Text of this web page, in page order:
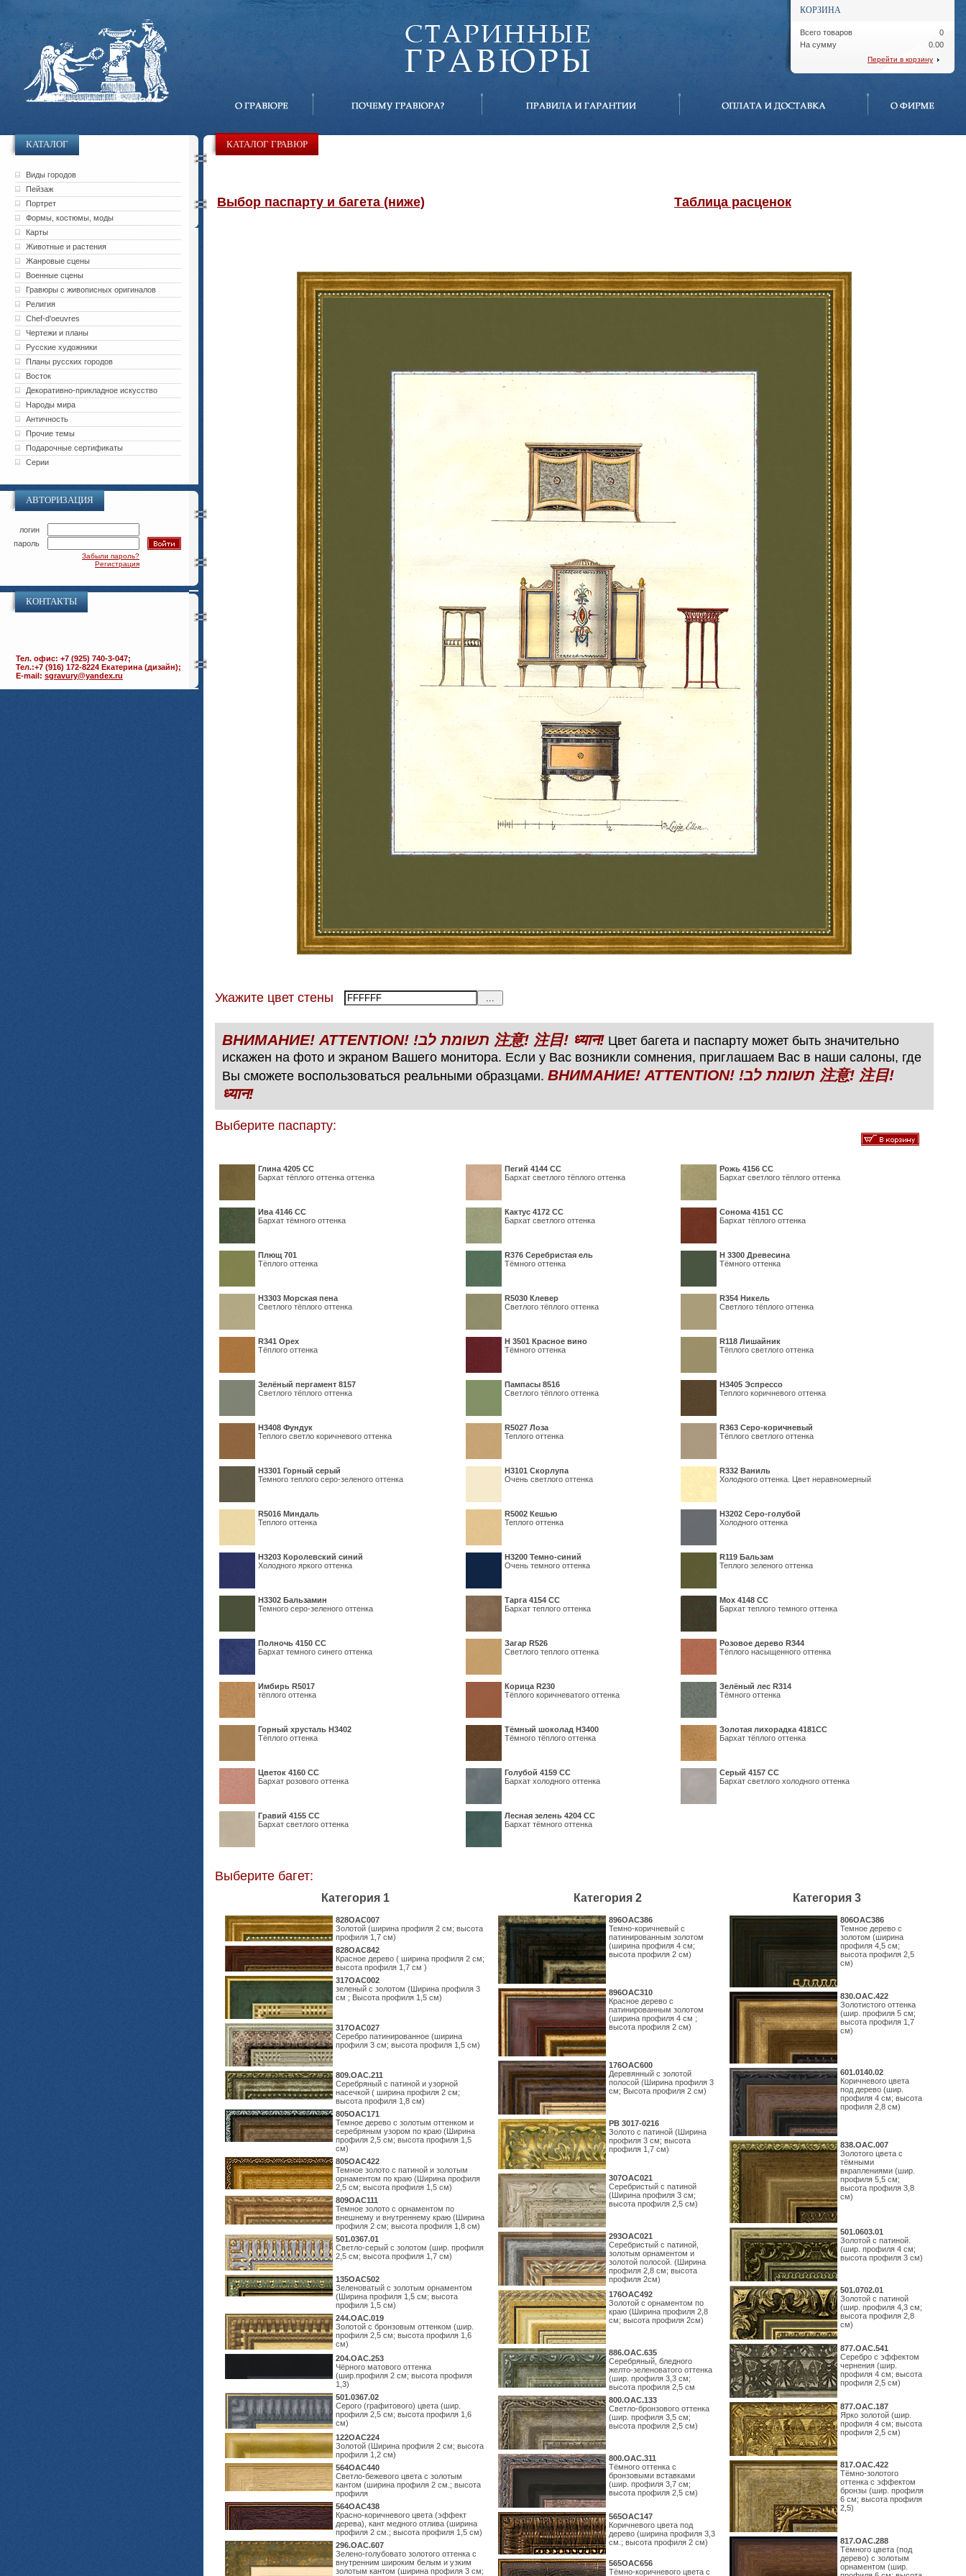
КОРЗИНА
Всего товаров
На сумму
0
0.00
Перейти в корзину
КАТАЛОГ
Виды городов
Пейзаж
Портрет
Формы, костюмы, моды
Карты
Животные и растения
Жанровые сцены
Военные сцены
Гравюры с живописных оригиналов
Религия
Chef-d'oeuvres
Чертежи и планы
Русские художники
Планы русских городов
Восток
Декоративно-прикладное искусство
Народы мира
Античность
Прочие темы
Подарочные сертификаты
Серии
АВТОРИЗАЦИЯ
логин
пароль
Забыли пароль?
Регистрация
КОНТАКТЫ
Тел. офис: +7 (925) 740-3-047;
Тел.:+7 (916) 172-8224 Екатерина (дизайн);
E-mail: sgravury@yandex.ru
КАТАЛОГ ГРАВЮР
Выбор паспарту и багета (ниже) Таблица расценок
Укажите цвет стены
ВНИМАНИЕ! ATTENTION! !תשומת לב 注意! 注目! ध्यान! Цвет багета и паспарту может быть значительно
искажен на фото и экраном Вашего монитора. Если у Вас возникли сомнения, приглашаем Вас в наши салоны, где
Вы сможете воспользоваться реальными образцами. ВНИМАНИЕ! ATTENTION! !תשומת לב 注意! 注目!
ध्यान!
Выберите паспарту:
Глина 4205 СС
Бархат тёплого оттенка оттенка
Пегий 4144 СС
Бархат светлого тёплого оттенка
Рожь 4156 СС
Бархат светлого тёплого оттенка
Ива 4146 СС
Бархат тёмного оттенка
Кактус 4172 СС
Бархат светлого оттенка
Сонома 4151 СС
Бархат тёплого оттенка
Плющ 701
Тёплого оттенка
R376 Серебристая ель
Тёмного оттенка
H 3300 Древесина
Тёмного оттенка
H3303 Морская пена
Светлого тёплого оттенка
R5030 Клевер
Светлого тёплого оттенка
R354 Никель
Светлого тёплого оттенка
R341 Орех
Тёплого оттенка
Н 3501 Красное вино
Тёмного оттенка
R118 Лишайник
Тёплого светлого оттенка
Зелёный пергамент 8157
Светлого тёплого оттенка
Пампасы 8516
Светлого тёплого оттенка
Н3405 Эспрессо
Теплого коричневого оттенка
Н3408 Фундук
Теплого светло коричневого оттенка
R5027 Лоза
Теплого оттенка
R363 Серо-коричневый
Тёплого светлого оттенка
Н3301 Горный серый
Темного теплого серо-зеленого оттенка
Н3101 Скорлупа
Очень светлого оттенка
R332 Ваниль
Холодного оттенка. Цвет неравномерный
R5016 Миндаль
Теплого оттенка
R5002 Кешью
Теплого оттенка
Н3202 Серо-голубой
Холодного оттенка
Н3203 Королевский синий
Холодного яркого оттенка
Н3200 Темно-синий
Очень темного оттенка
R119 Бальзам
Теплого зеленого оттенка
Н3302 Бальзамин
Темного серо-зеленого оттенка
Тарга 4154 СС
Бархат теплого оттенка
Мох 4148 СС
Бархат теплого темного оттенка
Полночь 4150 СС
Бархат темного синего оттенка
Загар R526
Светлого теплого оттенка
Розовое дерево R344
Тёплого насыщенного оттенка
Имбирь R5017
тёплого оттенка
Корица R230
Тёплого коричневатого оттенка
Зелёный лес R314
Тёмного оттенка
Горный хрусталь H3402
Тёплого оттенка
Тёмный шоколад H3400
Тёмного тёплого оттенка
Золотая лихорадка 4181СС
Бархат тёплого оттенка
Цветок 4160 СС
Бархат розового оттенка
Голубой 4159 СС
Бархат холодного оттенка
Серый 4157 СС
Бархат светлого холодного оттенка
Гравий 4155 СС
Бархат светлого оттенка
Лесная зелень 4204 СС
Бархат тёмного оттенка
Выберите багет:
Категория 1 Категория 2 Категория 3
828OAC007
Золотой (ширина профиля 2 см; высота
профиля 1,7 см)
828OAC842
Красное дерево ( ширина профиля 2 см;
высота профиля 1,7 см )
317OAC002
зеленый с золотом (Ширина профиля 3
см ; Высота профиля 1,5 см)
317OAC027
Серебро патинированное (ширина
профиля 3 см; высота профиля 1,5 см)
809.ОАС.211
Серебряный с патиной и узорной
насечкой ( ширина профиля 2 см;
высота профиля 1,8 см)
805OAC171
Темное дерево с золотым оттенком и
серебряным узором по краю (Ширина
профиля 2,5 см; высота профиля 1,5
см)
805OAC422
Темное золото с патиной и золотым
орнаментом по краю (Ширина профиля
2,5 см; высота профиля 1,5 см)
809OAC111
Темное золото с орнаментом по
внешнему и внутреннему краю (Ширина
профиля 2 см; высота профиля 1,8 см)
501.0367.01
Светло-серый с золотом (шир. профиля
2,5 см; высота профиля 1,7 см)
135OAC502
Зеленоватый с золотым орнаментом
(Ширина профиля 1,5 см; высота
профиля 1,5 см)
244.ОАС.019
Золотой с бронзовым оттенком (шир.
профиля 2,5 см; высота профиля 1,6
см)
204.OAC.253
Чёрного матового оттенка
(шир.профиля 2 см; высота профиля
1,3)
501.0367.02
Серого (графитового) цвета (шир.
профиля 2,5 см; высота профиля 1,6
см)
122OAC224
Золотой (Ширина профиля 2 см; высота
профиля 1,2 см)
564ОАС440
Светло-бежевого цвета с золотым
кантом (ширина профиля 2 см.; высота
профиля
564ОАС438
Красно-коричневого цвета (эффект
дерева), кант медного отлива (ширина
профиля 2 см.; высота профиля 1,5 см)
296.OAC.607
Зелено-голубовато золотого оттенка с
внутренним широким белым и узким
золотым кантом (ширина профиля 3 см;
896OAC386
Темно-коричневый с
патинированным золотом
(ширина профиля 4 см;
высота профиля 2 см)
896OAC310
Красное дерево с
патинированным золотом
(ширина профиля 4 см ;
высота профиля 2 см)
176OAC600
Деревянный с золотой
полосой (Ширина профиля 3
см; Высота профиля 2 см)
PB 3017-0216
Золото с патиной (Ширина
профиля 3 см; высота
профиля 1,7 см)
307OAC021
Серебристый с патиной
(Ширина профиля 3 см;
высота профиля 2,5 см)
293OAC021
Серебристый с патиной,
золотым орнаментом и
золотой полосой. (Ширина
профиля 2,8 см; высота
профиля 2см)
176OAC492
Золотой с орнаментом по
краю (Ширина профиля 2,8
см; высота профиля 2см)
886.ОАС.635
Серебряный, бледного
желто-зеленоватого оттенка
(шир. профиля 3,3 см;
высота профиля 2,5 см
800.ОАС.133
Светло-бронзового оттенка
(шир. профиля 3,5 см;
высота профиля 2,5 см)
800.ОАС.311
Тёмного оттенка с
бронзовыми вставками
(шир. профиля 3,7 см;
высота профиля 2,5 см)
565ОАС147
Коричневого цвета под
дерево (ширина профиля 3,3
см.; высота профиля 2 см)
565ОАС656
Тёмно-коричневого цвета с
806OAC386
Темное дерево с
золотом (ширина
профиля 4,5 см;
высота профиля 2,5
см)
830.ОАС.422
Золотистого оттенка
(шир. профиля 5 см;
высота профиля 1,7
см)
601.0140.02
Коричневого цвета
под дерево (шир.
профиля 4 см; высота
профиля 2,8 см)
838.ОАС.007
Золотого цвета с
тёмными
вкраплениями (шир.
профиля 5,5 см;
высота профиля 3,8
см)
501.0603.01
Золотой с патиной.
(шир. профиля 4 см;
высота профиля 3 см)
501.0702.01
Золотой с патиной
(шир. профиля 4,3 см;
высота профиля 2,8
см)
877.ОАС.541
Серебро с эффектом
чернения (шир.
профиля 4 см; высота
профиля 2,5 см)
877.ОАС.187
Ярко золотой (шир.
профиля 4 см; высота
профиля 2,5 см)
817.ОАС.422
Тёмно-золотого
оттенка с эффектом
бронзы (шир. профиля
6 см; высота профиля
2,5)
817.ОАС.288
Тёмного цвета (под
дерево) с золотым
орнаментом (шир.